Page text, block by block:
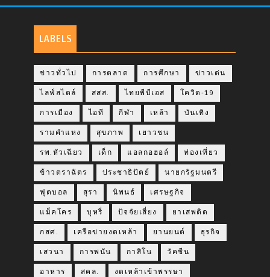
LABELS
ข่าวทั่วไป การตลาด การศึกษา ข่าวเด่น
ไลฟ์สไตล์ สสส. ไทยพีบีเอส โควิด-19
การเมือง ไอที กีฬา เหล้า บันเทิง
รามคำแหง สุขภาพ เยาวชน
รพ.หัวเฉียว เด็ก แอลกอฮอล์ ท่องเที่ยว
ข้าวตราฉัตร ประชาธิปัตย์ นายกรัฐมนตรี
ฟุตบอล สุรา นิพนธ์ เศรษฐกิจ
แม็คโคร บุหรี่ ปัจจัยเสี่ยง ยาเสพติด
กสศ. เครือข่ายงดเหล้า ยานยนต์ ธุรกิจ
เสวนา การพนัน กาสิโน วัคซีน
อาหาร สคล. งดเหล้าเข้าพรรษา